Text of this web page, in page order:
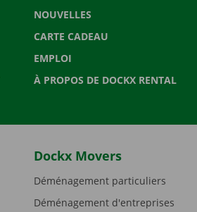
NOUVELLES
CARTE CADEAU
EMPLOI
À PROPOS DE DOCKX RENTAL
Dockx Movers
Déménagement particuliers
Déménagement d'entreprises